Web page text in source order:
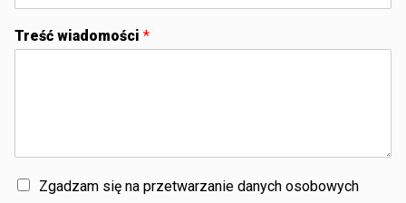
Treść wiadomości *
Zgadzam się na przetwarzanie danych osobowych